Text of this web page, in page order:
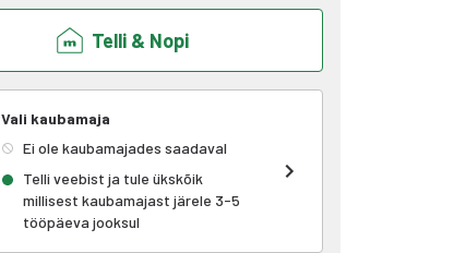
Telli & Nopi
Vali kaubamaja
Ei ole kaubamajades saadaval
Telli veebist ja tule ükskõik
millisest kaubamajast järele 3-5
tööpäeva jooksul